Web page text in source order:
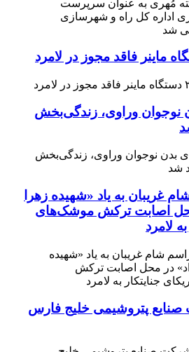
نوجوان وراوی، زندگی‌بخش
غریبان به یاد «شهیده زهرا
اصابت ترکش موشک‌های
لامرد
پتروشیمی خلیج فارس